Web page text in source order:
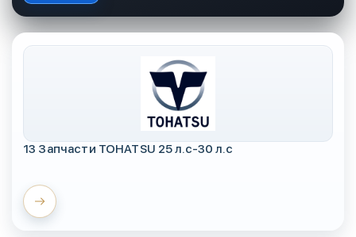
13 Запчасти TOHATSU 25 л.с-30 л.с